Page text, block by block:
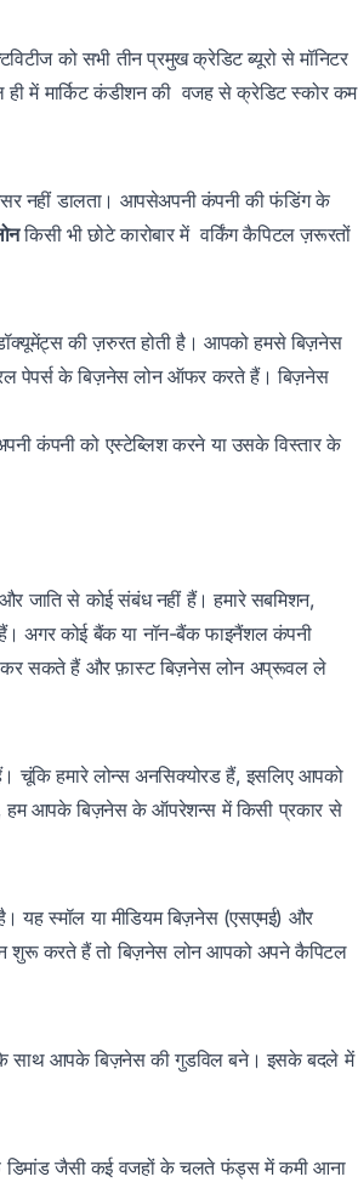
को सभी तीन प्रमुख क्रेडिट ब्यूरो से मॉनिटर
में मार्किट कंडीशन की वजह से क्रेडिट स्कोर कम
नहीं डालता। आपसेअपनी कंपनी की फंडिंग के
किसी भी छोटे कारोबार में वर्किंग कैपिटल ज़रूरतों
की ज़रुरत होती है। आपको हमसे बिज़नेस
पेपर्स के बिज़नेस लोन ऑफर करते हैं। बिज़नेस
कंपनी को एस्टेब्लिश करने या उसके विस्तार के
जाति से कोई संबंध नहीं हैं। हमारे सबमिशन,
अगर कोई बैंक या नॉन-बैंक फाइनैंशल कंपनी
कर सकते हैं और फ़ास्ट बिज़नेस लोन अप्रूवल ले
हमारे लोन्स अनसिक्योरड हैं, इसलिए आपको
हम आपके बिज़नेस के ऑपरेशन्स में किसी प्रकार से
यह स्मॉल या मीडियम बिज़नेस (एसएमई) और
शुरू करते हैं तो बिज़नेस लोन आपको अपने कैपिटल
के साथ आपके बिज़नेस की गुडविल बने। इसके बदले में
डिमांड जैसी कई वजहों के चलते फंड्स में कमी आना